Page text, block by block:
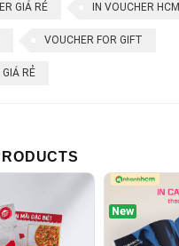
GIÁ RẺ IN VOUCHER HCM
VOUCHER FOR GIFT
RẺ
New